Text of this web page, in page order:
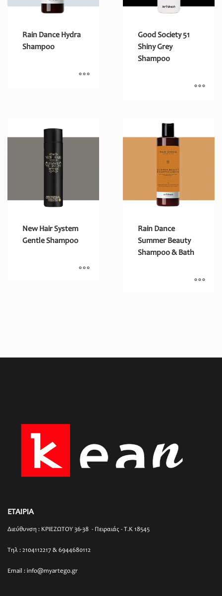
Rain Dance Hydra
Shampoo
Good Society 51
Shiny Grey
Shampoo
New Hair System
Gentle Shampoo
Rain Dance
Summer Beauty
Shampoo & Bath
ΕΤΑΙΡΙΑ
Διεύθυνση : ΚΡΙΕΖΩΤΟΥ 36-38 - Πειραιάς - T.K 18545
Τηλ : 2104112217 & 6944680112
Email : info@myartego.gr